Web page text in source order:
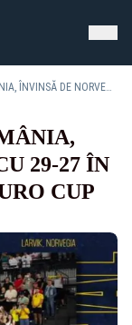
HANDBAL FEMININ: ROMÂNIA, ÎNVINSĂ DE NORVEGIA CU 29-27 ÎN PRELIMINARIILE EHF EURO CUP 2026
29-27 ÎN
CUP